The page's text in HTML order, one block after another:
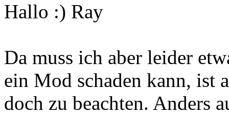
Hallo :) Ray
Da muss ich aber leider
ein Mod schaden kann, ist
doch zu beachten. Anders